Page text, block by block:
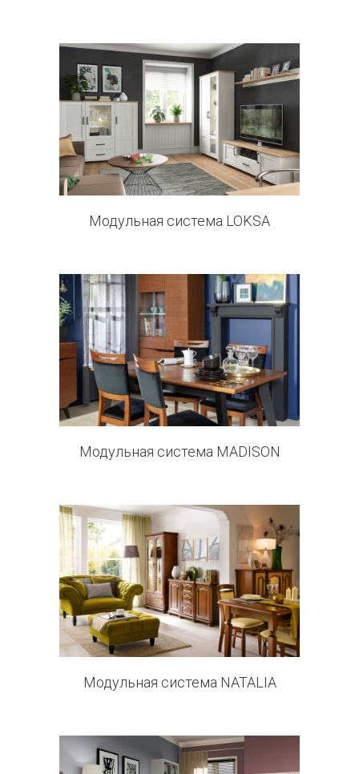
11 products
Модульная система LOKSA
8 products
Модульная система MADISON
0 products
Модульная система NATALIA